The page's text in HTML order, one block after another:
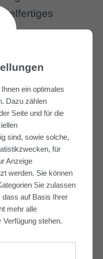
bis zur
und
Ihres Objekts
ein optimales
Dazu zählen
Seite und für die
sind, sowie solche,
für
Anzeige
werden. Sie können
Sie zulassen
dass auf Basis Ihrer
mehr alle
Verfügung stehen.